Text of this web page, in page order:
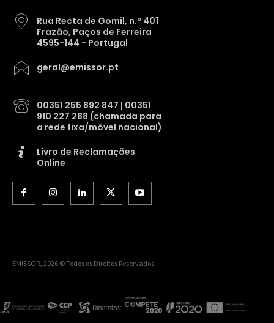
Rua Recta de Gomil, n.º 401
Frazão, Paços de Ferreira
4595-144 - Portugal
geral@emissor.pt
00351 255 892 847 | 00351
910 227 288 (chamada para
a rede fixa/móvel nacional)
Livro de Reclamações
Online
EMISSOR, 2026 © Todos os Direitos Reservados